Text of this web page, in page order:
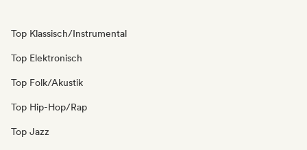
Top Klassisch/Instrumental
Top Elektronisch
Top Folk/Akustik
Top Hip-Hop/Rap
Top Jazz